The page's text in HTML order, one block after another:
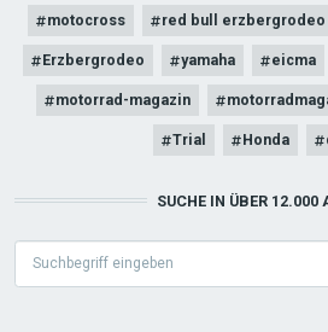
motocross red bull erzbergrodeo
Erzbergrodeo yamaha eicma
motorrad-magazin
Trial Honda
SUCHE IN ÜBER 12.000